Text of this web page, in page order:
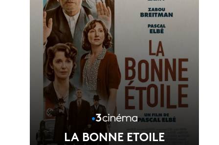
LA BONNE ETOILE